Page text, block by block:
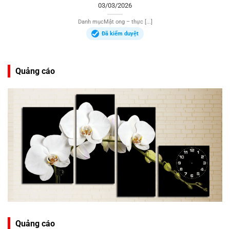
03/03/2026
Danh mụcMật ong – thực [...]
Đã kiểm duyệt
Quảng cáo
Quảng cáo